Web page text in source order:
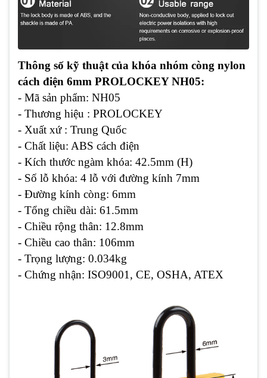
Thông số kỹ thuật của khóa nhóm còng nylon
cách điện 6mm PROLOCKEY NH05:
- Mã sản phẩm: NH05
- Thương hiệu : PROLOCKEY
- Xuất xứ : Trung Quốc
- Chất liệu: ABS cách điện
- Kích thước ngàm khóa: 42.5mm (H)
- Số lỗ khóa: 4 lỗ với đường kính 7mm
- Đường kính còng: 6mm
- Tổng chiều dài: 61.5mm
- Chiều rộng thân: 12.8mm
- Chiều cao thân: 106mm
- Trọng lượng: 0.034kg
- Chứng nhận: ISO9001, CE, OSHA, ATEX